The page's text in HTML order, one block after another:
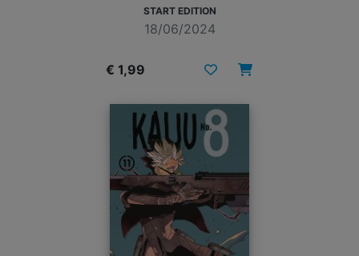
START EDITION
18/06/2024
€ 1,99